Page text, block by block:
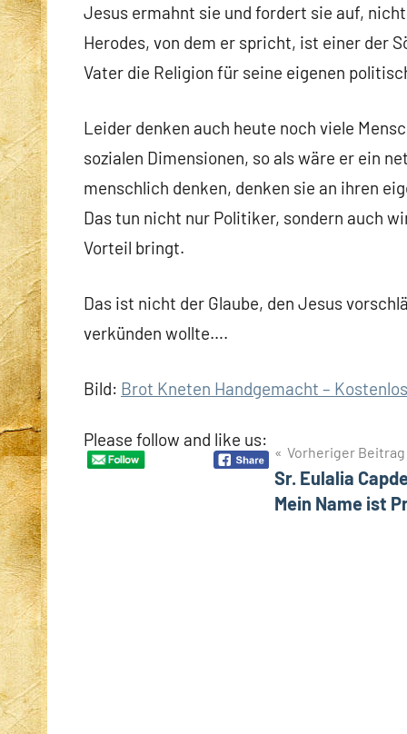
Jesus ermahnt sie und fordert sie auf,
Herodes, von dem er spricht, ist einer der
Vater die Religion für seine eigenen
Leider denken auch heute noch viele
sozialen Dimensionen, so als wäre er ein
menschlich denken, denken sie an ihren
Das tun nicht nur Politiker, sondern auch
Vorteil bringt.
Das ist nicht der Glaube, den Jesus
verkünden wollte….
Bild: Brot Kneten Handgemacht –
Please follow and like us:
BeitragsnavigationVorheriger Beitrag
Sr. Eulalia
Mein Name ist